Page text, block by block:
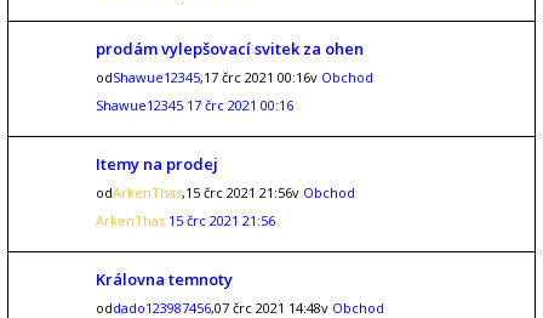
prodám vylepšovací svitek za ohen
odShawue12345,17 črc 2021 00:16v Obchod
Shawue12345 17 črc 2021 00:16
Itemy na prodej
odArkenThas,15 črc 2021 21:56v Obchod
ArkenThas 15 črc 2021 21:56
Královna temnoty
oddado123987456,07 črc 2021 14:48v Obchod